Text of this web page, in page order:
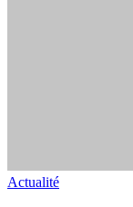
Actualité